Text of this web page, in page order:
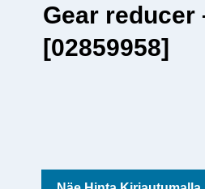
Gear reducer
[02859958]